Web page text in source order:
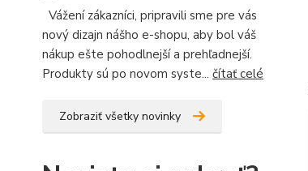
Vážení zákazníci, pripravili sme pre vás
nový dizajn nášho e-shopu, aby bol váš
nákup ešte pohodlnejší a prehľadnejší.
Produkty sú po novom syste... čítať celé
Zobraziť všetky novinky